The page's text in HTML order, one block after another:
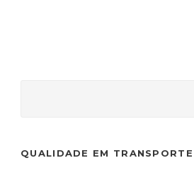
QUALIDADE EM TRANSPORTE